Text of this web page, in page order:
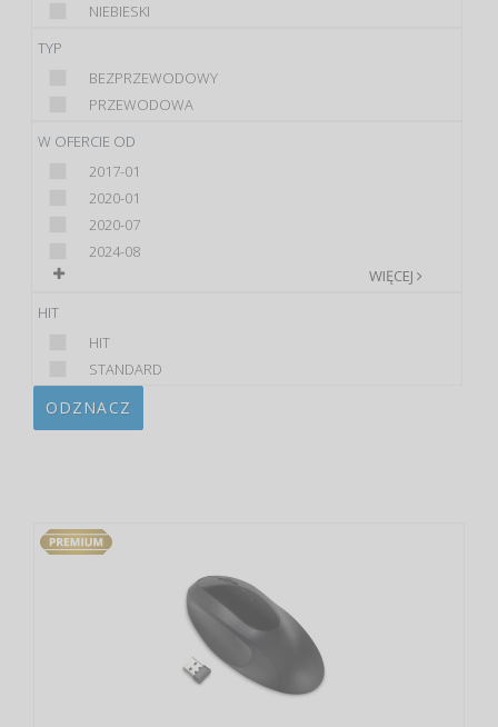
NIEBIESKI
TYP
BEZPRZEWODOWY
PRZEWODOWA
W OFERCIE OD
2017-01
2020-01
2020-07
2024-08
WIĘCEJ
HIT
HIT
STANDARD
ODZNACZ
wcześniejsza zgoda której udzieliliście podczas zakładania
konta. Każda Państwa zgoda jest dobrowolna i można ją w